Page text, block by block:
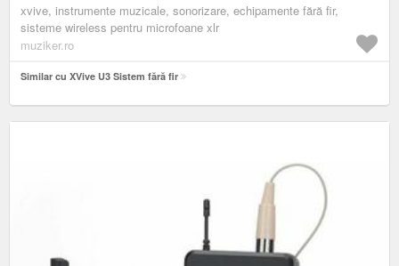
xvive, instrumente muzicale, sonorizare, echipamente fără fir,
sisteme wireless pentru microfoane xlr
muziker.ro
Similar cu XVive U3 Sistem fără fir